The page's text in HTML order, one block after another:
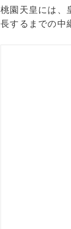
桃園天皇には、
長するまでの中